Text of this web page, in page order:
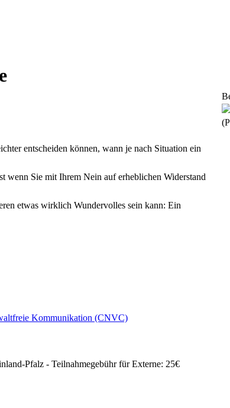
entscheiden können, wann je nach Situation ein
wenn Sie mit Ihrem Nein auf erheblichen Widerstand
etwas wirklich Wundervolles sein kann: Ein
Kommunikation (CNVC)
Pfalz - Teilnahmegebühr für Externe: 25€